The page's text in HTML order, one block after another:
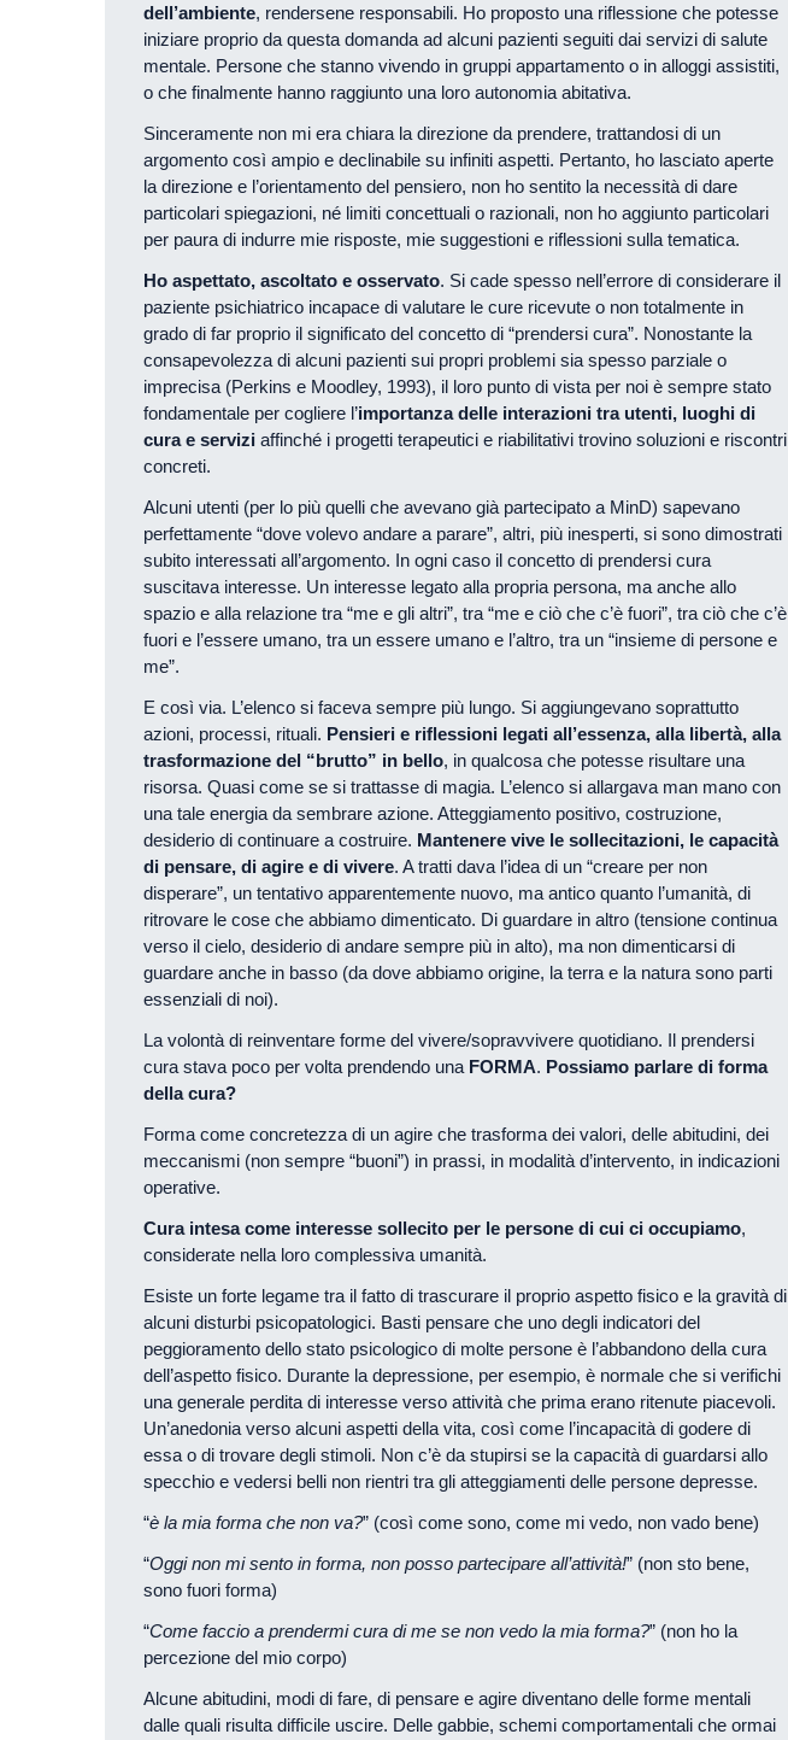
dell’ambiente, rendersene responsabili. Ho proposto una riflessione che potesse
iniziare proprio da questa domanda ad alcuni pazienti seguiti dai servizi di salute
mentale. Persone che stanno vivendo in gruppi appartamento o in alloggi assistiti,
o che finalmente hanno raggiunto una loro autonomia abitativa.
Sinceramente non mi era chiara la direzione da prendere, trattandosi di un
argomento così ampio e declinabile su infiniti aspetti. Pertanto, ho lasciato aperte
la direzione e l’orientamento del pensiero, non ho sentito la necessità di dare
particolari spiegazioni, né limiti concettuali o razionali, non ho aggiunto particolari
per paura di indurre mie risposte, mie suggestioni e riflessioni sulla tematica.
Ho aspettato, ascoltato e osservato. Si cade spesso nell’errore di considerare il
paziente psichiatrico incapace di valutare le cure ricevute o non totalmente in
grado di far proprio il significato del concetto di “prendersi cura”. Nonostante la
consapevolezza di alcuni pazienti sui propri problemi sia spesso parziale o
imprecisa (Perkins e Moodley, 1993), il loro punto di vista per noi è sempre stato
fondamentale per cogliere l’importanza delle interazioni tra utenti, luoghi di
cura e servizi affinché i progetti terapeutici e riabilitativi trovino soluzioni e riscontri
concreti.
Alcuni utenti (per lo più quelli che avevano già partecipato a MinD) sapevano
perfettamente “dove volevo andare a parare”, altri, più inesperti, si sono dimostrati
subito interessati all’argomento. In ogni caso il concetto di prendersi cura
suscitava interesse. Un interesse legato alla propria persona, ma anche allo
spazio e alla relazione tra “me e gli altri”, tra “me e ciò che c’è fuori”, tra ciò che c’è
fuori e l’essere umano, tra un essere umano e l’altro, tra un “insieme di persone e
me”.
E così via. L’elenco si faceva sempre più lungo. Si aggiungevano soprattutto
azioni, processi, rituali. Pensieri e riflessioni legati all’essenza, alla libertà, alla
trasformazione del “brutto” in bello, in qualcosa che potesse risultare una
risorsa. Quasi come se si trattasse di magia. L’elenco si allargava man mano con
una tale energia da sembrare azione. Atteggiamento positivo, costruzione,
desiderio di continuare a costruire. Mantenere vive le sollecitazioni, le capacità
di pensare, di agire e di vivere. A tratti dava l’idea di un “creare per non
disperare”, un tentativo apparentemente nuovo, ma antico quanto l’umanità, di
ritrovare le cose che abbiamo dimenticato. Di guardare in altro (tensione continua
verso il cielo, desiderio di andare sempre più in alto), ma non dimenticarsi di
guardare anche in basso (da dove abbiamo origine, la terra e la natura sono parti
essenziali di noi).
La volontà di reinventare forme del vivere/sopravvivere quotidiano. Il prendersi
cura stava poco per volta prendendo una FORMA. Possiamo parlare di forma
della cura?
Forma come concretezza di un agire che trasforma dei valori, delle abitudini, dei
meccanismi (non sempre “buoni”) in prassi, in modalità d’intervento, in indicazioni
operative.
Cura intesa come interesse sollecito per le persone di cui ci occupiamo,
considerate nella loro complessiva umanità.
Esiste un forte legame tra il fatto di trascurare il proprio aspetto fisico e la gravità di
alcuni disturbi psicopatologici. Basti pensare che uno degli indicatori del
peggioramento dello stato psicologico di molte persone è l’abbandono della cura
dell’aspetto fisico. Durante la depressione, per esempio, è normale che si verifichi
una generale perdita di interesse verso attività che prima erano ritenute piacevoli.
Un’anedonia verso alcuni aspetti della vita, così come l’incapacità di godere di
essa o di trovare degli stimoli. Non c’è da stupirsi se la capacità di guardarsi allo
specchio e vedersi belli non rientri tra gli atteggiamenti delle persone depresse.
“è la mia forma che non va?” (così come sono, come mi vedo, non vado bene)
“Oggi non mi sento in forma, non posso partecipare all’attività!” (non sto bene,
sono fuori forma)
“Come faccio a prendermi cura di me se non vedo la mia forma?” (non ho la
percezione del mio corpo)
Alcune abitudini, modi di fare, di pensare e agire diventano delle forme mentali
dalle quali risulta difficile uscire. Delle gabbie, schemi comportamentali che ormai